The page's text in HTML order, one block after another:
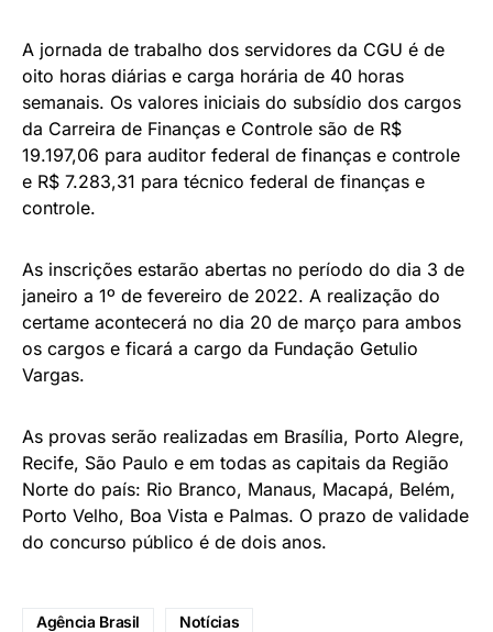
A jornada de trabalho dos servidores da CGU é de
oito horas diárias e carga horária de 40 horas
semanais. Os valores iniciais do subsídio dos cargos
da Carreira de Finanças e Controle são de R$
19.197,06 para auditor federal de finanças e controle
e R$ 7.283,31 para técnico federal de finanças e
controle.
As inscrições estarão abertas no período do dia 3 de
janeiro a 1º de fevereiro de 2022. A realização do
certame acontecerá no dia 20 de março para ambos
os cargos e ficará a cargo da Fundação Getulio
Vargas.
As provas serão realizadas em Brasília, Porto Alegre,
Recife, São Paulo e em todas as capitais da Região
Norte do país: Rio Branco, Manaus, Macapá, Belém,
Porto Velho, Boa Vista e Palmas. O prazo de validade
do concurso público é de dois anos.
Agência Brasil Notícias